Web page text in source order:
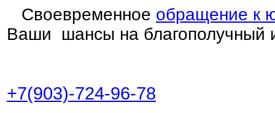
Своевременное обращение к
Ваши шансы на благополучный
+7(903)-724-96-78